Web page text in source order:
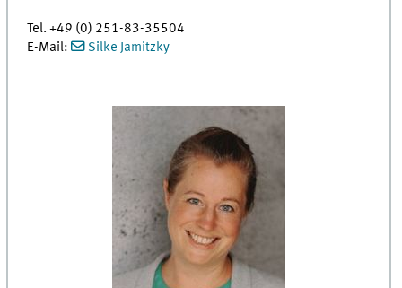
Tel. +49 (0) 251-83-35504
E-Mail:
Silke Jamitzky